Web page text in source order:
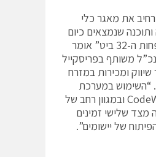
את מאגר כלי
שנמצאים כיום
בשוק עבור משפחות ה-32 ביט” אומר
משותף בפריסקייל
שיווק ומכירות במזרח
“השימוש במערכת
הפיתוח CodeWarrior ובמגוון רחב של
מצד שלישי זמינים
של יישומים”.